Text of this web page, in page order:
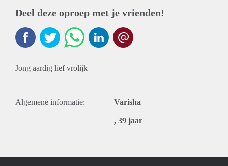
Deel deze oproep met je vrienden!
Jong aardig lief vrolijk
Algemene informatie: Varisha
, 39 jaar